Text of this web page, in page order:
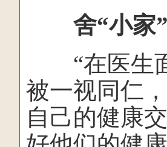
舍“小家
“在医生面
被一视同仁
自己的健康